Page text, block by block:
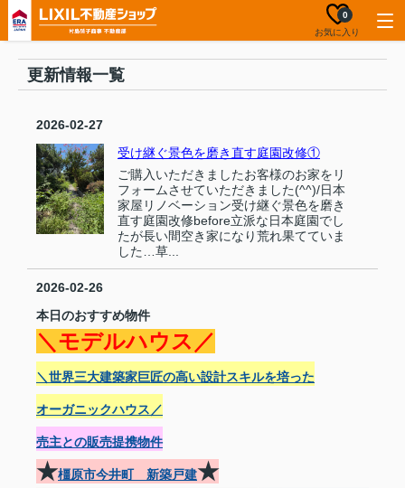
お気に入り
0
更新情報一覧
2026-02-27
受け継ぐ景色を磨き直す庭園改修①
ご購入いただきましたお客様のお家をリ
フォームさせていただきました(^^)/日本
家屋リノベーション受け継ぐ景色を磨き
直す庭園改修before立派な日本庭園でし
たが長い間空き家になり荒れ果てていま
した…草...
2026-02-26
本日のおすすめ物件
＼モデルハウス／
＼世界三大建築家巨匠の高い設計スキルを培った
オーガニックハウス／
売主との販売提携物件
★橿原市今井町 新築戸建★